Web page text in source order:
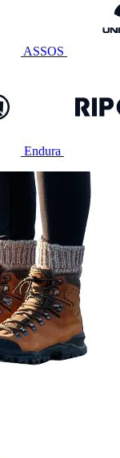
ASSOS
Endura